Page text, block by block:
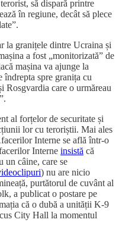
să dispară printre
în regiune, decât să plece
la granițele dintre Ucraina și
a fost „monitorizată” de
mașina va ajunge la
îndrepta spre granița cu
Rosgvardia care o urmăreau
al forțelor de securitate și
lor cu teroriștii. Mai ales
Interne se află într-o
Interne insistă că
un câine, care se
) nu are nicio
purtătorul de cuvânt al
a publicat o postare pe
că o dubă a unității K-9
City Hall la momentul